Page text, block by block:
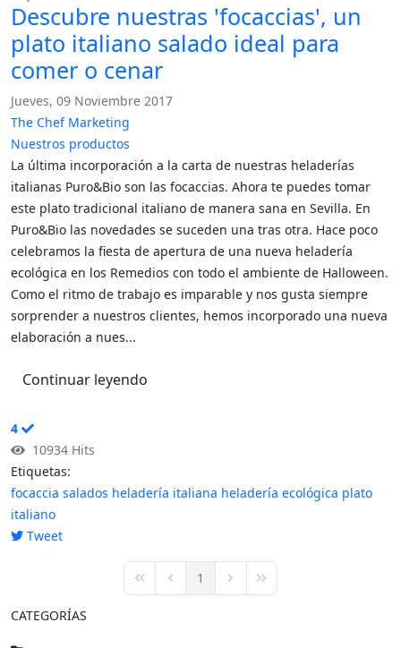
Descubre nuestras 'focaccias', un
plato italiano salado ideal para
comer o cenar
Jueves, 09 Noviembre 2017
The Chef Marketing
Nuestros productos
La última incorporación a la carta de nuestras heladerías
italianas Puro&Bio son las focaccias. Ahora te puedes tomar
este plato tradicional italiano de manera sana en Sevilla. En
Puro&Bio las novedades se suceden una tras otra. Hace poco
celebramos la fiesta de apertura de una nueva heladería
ecológica en los Remedios con todo el ambiente de Halloween.
Como el ritmo de trabajo es imparable y nos gusta siempre
sorprender a nuestros clientes, hemos incorporado una nueva
elaboración a nues...
Continuar leyendo
4
10934 Hits
Etiquetas:
focaccia salados heladería italiana heladería ecológica plato
italiano
Tweet
First PagePrevious Page
1 Next PageLast Page
CATEGORÍAS